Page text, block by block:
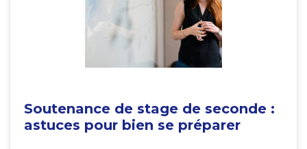
Soutenance de stage de seconde :
astuces pour bien se préparer